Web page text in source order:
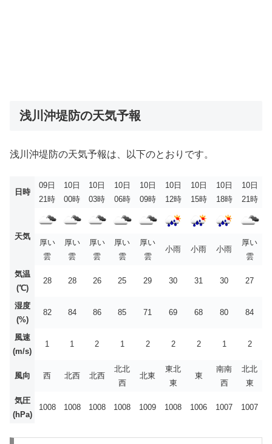
浅川沖堤防の天気予報
浅川沖堤防の天気予報は、以下のとおりです。
日時
09日
21時
10日
00時
10日
03時
10日
06時
10日
09時
10日
12時
10日
15時
10日
18時
10日
21時
天気
厚い
雲
厚い
雲
厚い
雲
厚い
雲
厚い
雲
小雨 小雨 小雨
厚い
雲
気温
(℃)
28 28 26 25 29 30 31 30 27
湿度
(%)
82 84 86 85 71 69 68 80 84
風速
(m/s)
1 1 2 1 2 2 2 1 2
風向 西 北西 北西
北北
西
北東
東北
東
東
南南
西
北北
東
気圧
(hPa)
1008 1008 1008 1008 1009 1008 1006 1007 1007